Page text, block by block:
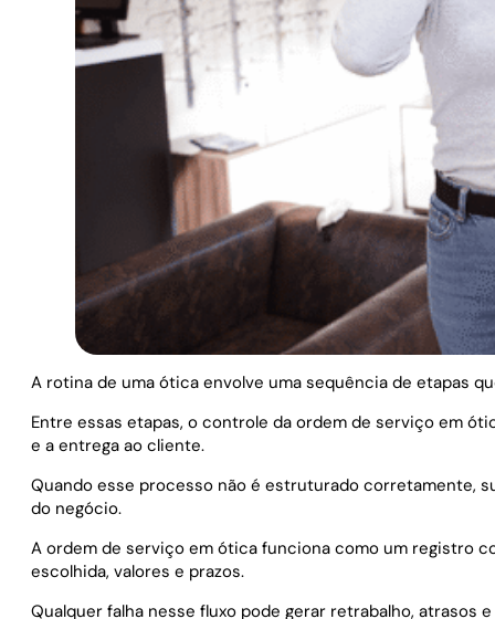
A rotina de uma ótica envolve uma sequência de etapas
Entre essas etapas, o controle da ordem de serviço em
e a entrega ao cliente.
Quando esse processo não é estruturado corretamente,
do negócio.
A ordem de serviço em ótica funciona como um registro
escolhida, valores e prazos.
Qualquer falha nesse fluxo pode gerar retrabalho, atrasos